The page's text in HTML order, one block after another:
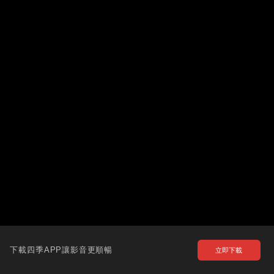
下載四季APP讓影音更順暢 立即下載